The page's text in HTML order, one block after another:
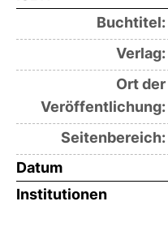
Buchtitel:
Verlag:
Ort der
Veröffentlichung:
Seitenbereich:
Datum
Institutionen